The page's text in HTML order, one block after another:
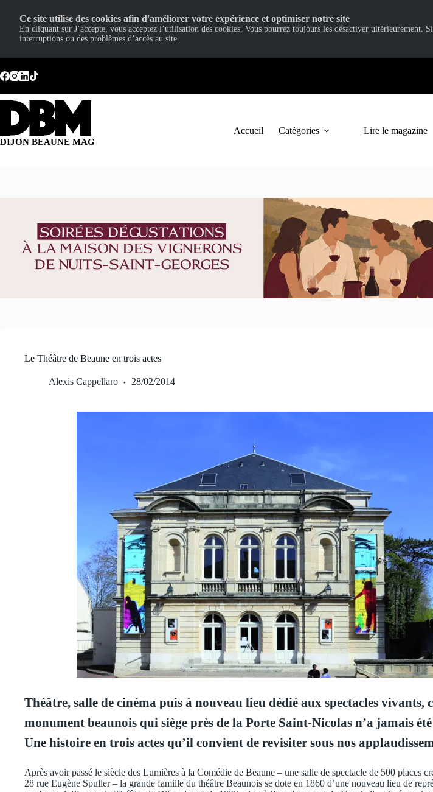
au
contenu
DIJON BEAUNE MAG
Accueil Catégories Lire le magazine
Le Théâtre de Beaune en trois actes
Alexis Cappellaro 28/02/2014
Théâtre, salle de cinéma puis à nouveau lieu dédié aux spectacles vivants,
monument beaunois qui siège près de la Porte Saint-Nicolas n’a jamais
Une histoire en trois actes qu’il convient de revisiter sous nos
Après avoir passé le siècle des Lumières à la Comédie de Beaune – une salle de spectacle de 500 places
28 rue Eugène Spuller – la grande famille du théâtre Beaunois se dote en 1860 d’une nouveau lieu de
Ce site utilise des cookies afin d'améliorer votre expérience et optimiser notre site
En cliquant sur J’accepte, vous acceptez l’utilisation des cookies. Vous pourrez toujours les désactiver ultérieurement.
interruptions ou des problèmes d’accès au site.